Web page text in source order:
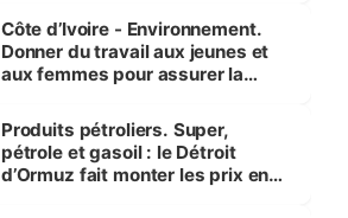
Côte d’Ivoire - Environnement.
Donner du travail aux jeunes et
aux femmes pour assurer la
menacées
Produits pétroliers. Super,
pétrole et gasoil : le Détroit
d’Ormuz fait monter les prix en